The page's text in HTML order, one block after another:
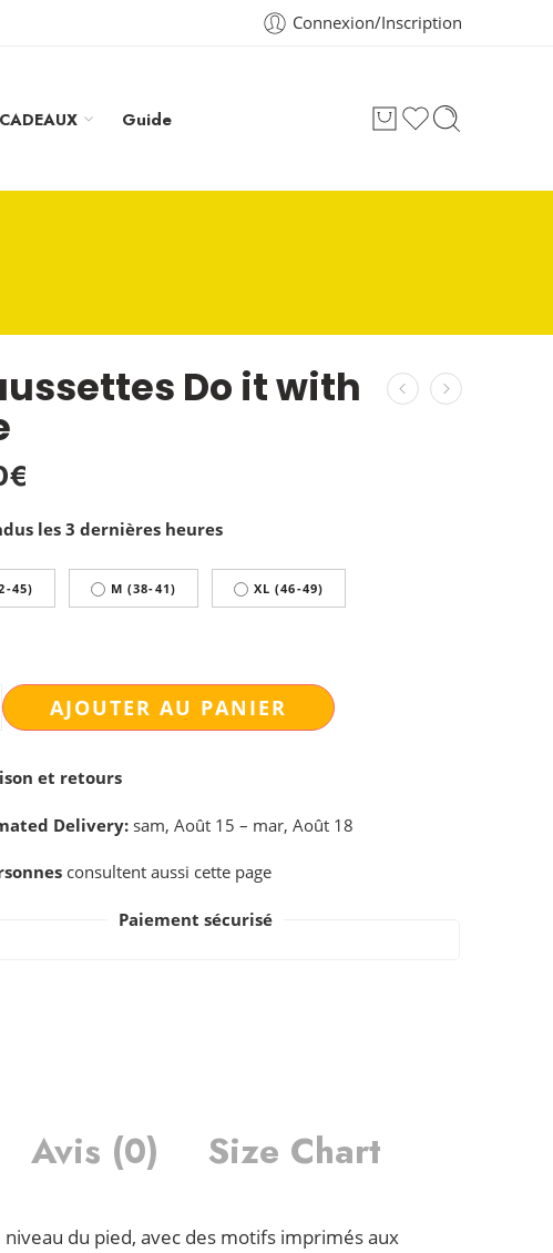
Connexion/Inscription
Guide
Do it with
€
les 3 dernières heures
45) M (38-41) XL (46-49)
AJOUTER AU PANIER
et retours
Delivery:sam, Août 15 – mar, Août 18
consultent aussi cette page
Paiement sécurisé
Avis (0) Size Chart
du pied, avec des motifs imprimés aux